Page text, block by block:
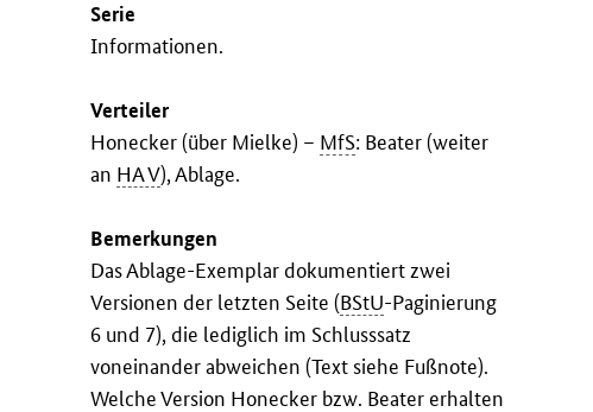
Serie
Informationen.
Verteiler
Honecker (über Mielke) – MfS: Beater (weiter
an HA V), Ablage.
Bemerkungen
Das Ablage-Exemplar dokumentiert zwei
Versionen der letzten Seite (BStU-Paginierung
6 und 7), die lediglich im Schlusssatz
voneinander abweichen (Text siehe Fußnote).
Welche Version Honecker bzw. Beater erhalten